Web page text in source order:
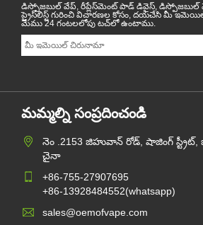
డిస్పోజబుల్ వేప్, రీప్లేస్‌మెంట్ పాడ్ డివైస్, డిస్పోజబుల్
ప్రైస్‌లిస్ట్ గురించి విచారణల కోసం, దయచేసి మీ
మేము 24 గంటలలోపు టచ్‌లో ఉంటాము.
మమ్మల్ని సంప్రదించండి
నెం .2153 జిహువాన్ రోడ్, షాజింగ్ స్ట్రీట్,
చైనా
+86-755-27907695
+86-13928484552(whatsapp)
sales@oemofvape.com